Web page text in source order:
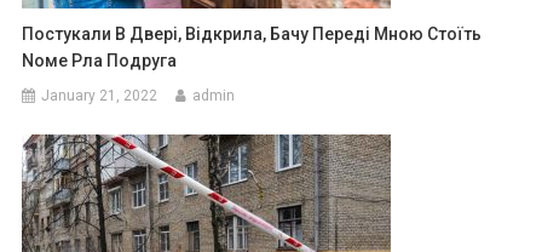
Постукали В Двері, Відкрила, Бачу Передi Мною Стоїть
Nоме Рла Подруга
January 21, 2022 admin